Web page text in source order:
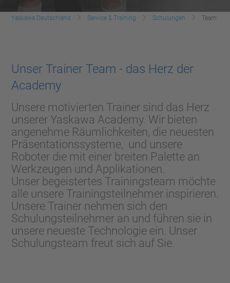
Yaskawa Deutschland Service & Training Schulungen Team
Unser Trainer Team - das Herz der
Academy
Unsere motivierten Trainer sind das Herz
unserer Yaskawa Academy. Wir bieten
angenehme Räumlichkeiten, die neuesten
Präsentationssysteme, und unsere
Roboter die mit einer breiten Palette an
Werkzeugen und Applikationen.
Unser begeistertes Trainingsteam möchte
alle unsere Trainingsteilnehmer inspirieren.
Unsere Trainer nehmen sich den
Schulungsteilnehmer an und führen sie in
unsere neueste Technologie ein. Unser
Schulungsteam freut sich auf Sie.